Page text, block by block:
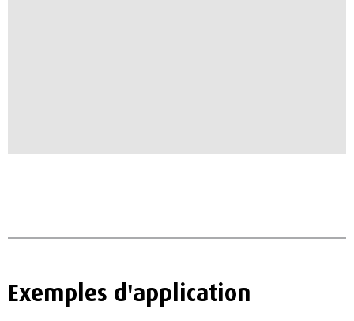
Exemples d'application